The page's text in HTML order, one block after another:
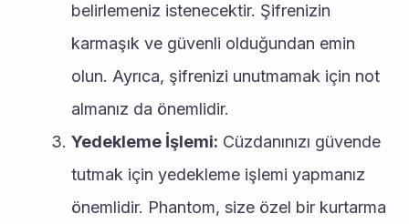
belirlemeniz istenecektir. Şifrenizin
karmaşık ve güvenli olduğundan emin
olun. Ayrıca, şifrenizi unutmamak için not
almanız da önemlidir.
Yedekleme İşlemi: Cüzdanınızı güvende
tutmak için yedekleme işlemi yapmanız
önemlidir. Phantom, size özel bir kurtarma